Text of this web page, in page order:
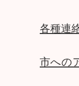
各種連
市への